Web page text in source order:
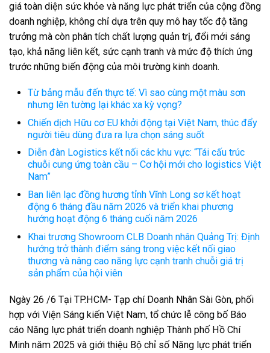
giá toàn diện sức khỏe và năng lực phát triển của cộng đồng
doanh nghiệp, không chỉ dựa trên quy mô hay tốc độ tăng
trưởng mà còn phân tích chất lượng quản trị, đổi mới sáng
tạo, khả năng liên kết, sức cạnh tranh và mức độ thích ứng
trước những biến động của môi trường kinh doanh.
Từ bảng mẫu đến thực tế: Vì sao cùng một màu sơn
nhưng lên tường lại khác xa kỳ vọng?
Chiến dịch Hữu cơ EU khởi động tại Việt Nam, thúc đẩy
người tiêu dùng đưa ra lựa chọn sáng suốt
Diễn đàn Logistics kết nối các khu vực: “Tái cấu trúc
chuỗi cung ứng toàn cầu – Cơ hội mới cho logistics Việt
Nam”
Ban liên lạc đồng hương tỉnh Vĩnh Long sơ kết hoạt
động 6 tháng đầu năm 2026 và triển khai phương
hướng hoạt động 6 tháng cuối năm 2026
Khai trương Showroom CLB Doanh nhân Quảng Trị: Định
hướng trở thành điểm sáng trong việc kết nối giao
thương và nâng cao năng lực cạnh tranh chuỗi giá trị
sản phẩm của hội viên
Ngày 26 /6 Tại TP.HCM- Tạp chí Doanh Nhân Sài Gòn, phối
hợp với Viện Sáng kiến Việt Nam, tổ chức lễ công bố Báo
cáo Năng lực phát triển doanh nghiệp Thành phố Hồ Chí
Minh năm 2025 và giới thiệu Bộ chỉ số Năng lực phát triển